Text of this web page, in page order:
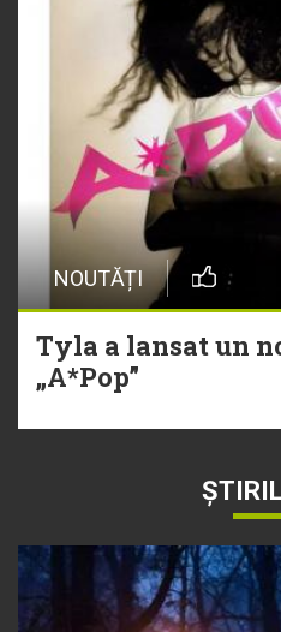
NOUTĂȚI
Tyla a lansat un
„A*Pop”